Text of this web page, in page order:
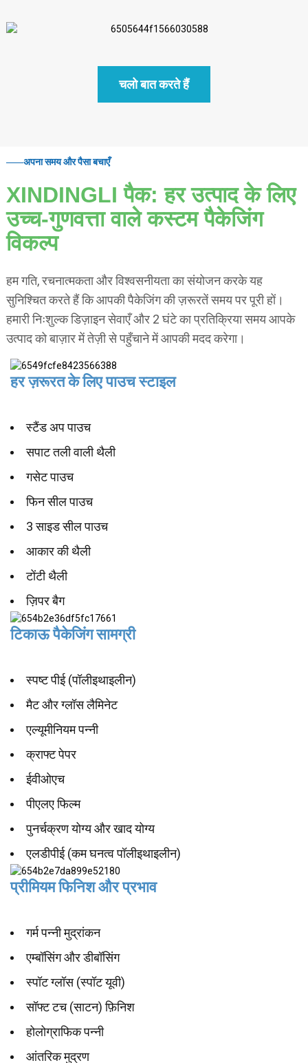
चलो बात करते हैं
अपना समय और पैसा बचाएँ
XINDINGLI पैक: हर उत्पाद के लिए
उच्च-गुणवत्ता वाले कस्टम पैकेजिंग
विकल्प
हम गति, रचनात्मकता और विश्वसनीयता का संयोजन करके यह
सुनिश्चित करते हैं कि आपकी पैकेजिंग की ज़रूरतें समय पर पूरी हों।
हमारी निःशुल्क डिज़ाइन सेवाएँ और 2 घंटे का प्रतिक्रिया समय आपके
उत्पाद को बाज़ार में तेज़ी से पहुँचाने में आपकी मदद करेगा।
हर ज़रूरत के लिए पाउच स्टाइल
स्टैंड अप पाउच
सपाट तली वाली थैली
गसेट पाउच
फिन सील पाउच
3 साइड सील पाउच
आकार की थैली
टोंटी थैली
ज़िपर बैग
टिकाऊ पैकेजिंग सामग्री
स्पष्ट पीई (पॉलीइथाइलीन)
मैट और ग्लॉस लैमिनेट
एल्यूमीनियम पन्नी
क्राफ्ट पेपर
ईवीओएच
पीएलए फिल्म
पुनर्चक्रण योग्य और खाद योग्य
एलडीपीई (कम घनत्व पॉलीइथाइलीन)
प्रीमियम फिनिश और प्रभाव
गर्म पन्नी मुद्रांकन
एम्बॉसिंग और डीबॉसिंग
स्पॉट ग्लॉस (स्पॉट यूवी)
सॉफ्ट टच (साटन) फ़िनिश
होलोग्राफिक पन्नी
आंतरिक मुद्रण